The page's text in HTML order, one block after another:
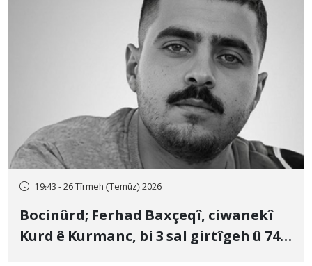
19:43 - 26 Tîrmeh (Temûz) 2026
Bocinûrd; Ferhad Baxçeqî, ciwanekî
Kurd ê Kurmanc, bi 3 sal girtîgeh û 74